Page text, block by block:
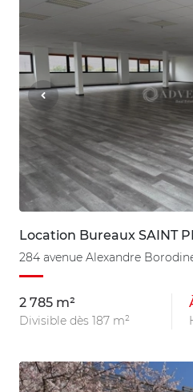
Location Bureaux SAINT
284 avenue Alexandre
2 785 m²
Divisible dès 187 m²